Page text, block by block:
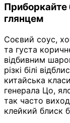
Приборкайте
глянцем
Соєвий соус,
та густа
відбивним
різкі білі
китайська
генерала Цо,
так часто
клейкий блиск